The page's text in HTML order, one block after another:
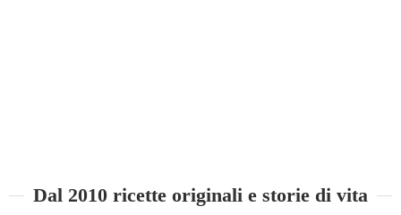
Dal 2010 ricette originali e storie di vita